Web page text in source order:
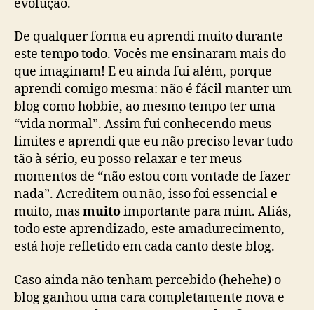
evolução.
De qualquer forma eu aprendi muito durante
este tempo todo. Vocês me ensinaram mais do
que imaginam! E eu ainda fui além, porque
aprendi comigo mesma: não é fácil manter um
blog como hobbie, ao mesmo tempo ter uma
“vida normal”. Assim fui conhecendo meus
limites e aprendi que eu não preciso levar tudo
tão à sério, eu posso relaxar e ter meus
momentos de “não estou com vontade de fazer
nada”. Acreditem ou não, isso foi essencial e
muito, masmuitoimportante para mim. Aliás,
todo este aprendizado, este amadurecimento,
está hoje refletido em cada canto deste blog.
Caso ainda não tenham percebido (hehehe) o
blog ganhou uma cara completamente nova e